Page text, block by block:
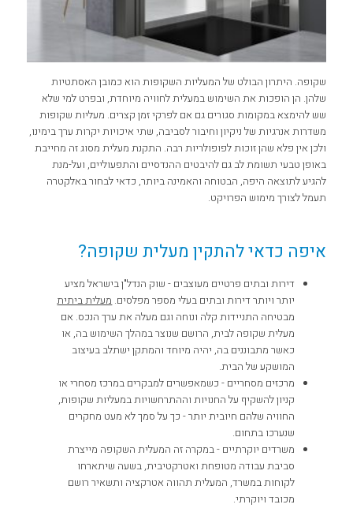
שקופה. היתרון הבולט של המעליות השקופות הוא כמובן האסתטיות
שלהן. הן הופכות את השימוש במעלית לחוויה מיוחדת, ובפרט למי שלא
שש להימצא במקומות סגורים גם אם לפרקי זמן קצרים. מעליות שקופות
משדרות אנרגיות של ניקיון וחיבור לסביבה, שתי איכויות יקרות ערך בימינו,
ולכן אין פלא שהן זוכות לפופולריות רבה. התקנת מעלית מסוג זה מחייבת
באופן טבעי תשומת לב גם להיבטים ההנדסיים והתפעוליים, ועל-מנת
להגיע לתוצאה היפה, הבטוחה והאמינה ביותר, כדאי לבחור באלקטרה
תעמל לצורך מימוש הפרויקט.
איפה כדאי להתקין מעלית שקופה?
דירות ובתים פרטיים מעוצבים - שוק הנדל"ן בישראל מציע
יותר ויותר דירות ובתים בעלי מספר מפלסים. מעלית ביתית
מבטיחה התניידות קלה ונוחה וגם מעלה את ערך הנכס. אם
מעלית שקופה לבית, הרושם שנוצר במהלך השימוש בה, או
כאשר מתבוננים בה, יהיה מיוחד והמתקן ישתלב בעיצוב
המושקע של הבית.
מרכזים מסחריים - כשמאפשרים למבקרים במרכז מסחרי או
קניון להשקיף על החנויות וההתרחשויות במעליות שקופות,
החוויה שלהם חיובית יותר - כך על סמך לא מעט מחקרים
שנערכו בתחום.
משרדים יוקרתיים - במקרה זה המעלית השקופה מייצרת
סביבת עבודה מטופחת ואטרקטיבית, בשעה שיתארחו
לקוחות במשרד, המעלית תהווה אטרקציה ותשאיר רושם
מכובד ויוקרתי.